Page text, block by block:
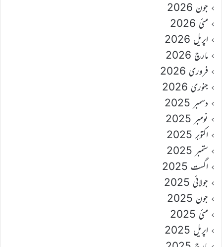
جون 2026
مئی 2026
اپریل 2026
مارچ 2026
فروری 2026
جنوری 2026
دسمبر 2025
نومبر 2025
اکتوبر 2025
ستمبر 2025
اگست 2025
جولائی 2025
جون 2025
مئی 2025
اپریل 2025